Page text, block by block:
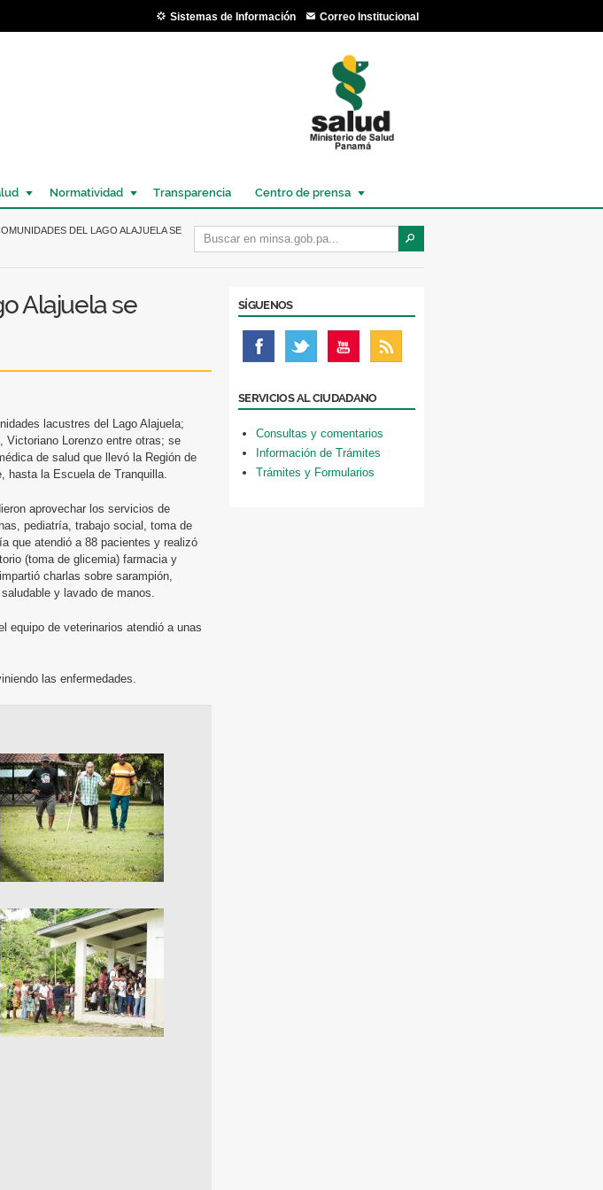
Sistemas de Información Correo Institucional
Normatividad Transparencia Centro de prensa
DEL LAGO ALAJUELA SE
Alajuela se
lacustres del Lago Alajuela;
Victoriano Lorenzo entre otras; se
de salud que llevó la Región de
hasta la Escuela de Tranquilla.
aprovechar los servicios de
pediatría, trabajo social, toma de
que atendió a 88 pacientes y realizó
(toma de glicemia) farmacia y
charlas sobre sarampión,
y lavado de manos.
equipo de veterinarios atendió a unas
las enfermedades.
SÍGUENOS
SERVICIOS AL CIUDADANO
Consultas y comentarios
Información de Trámites
Trámites y Formularios